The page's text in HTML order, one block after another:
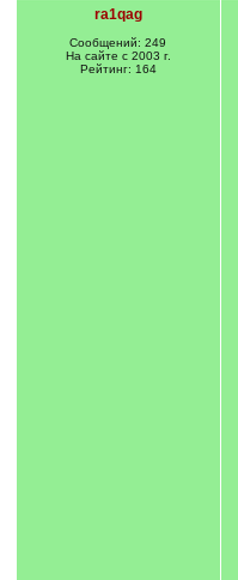
ra1qag
Сообщений: 249
На сайте с 2003 г.
Рейтинг: 164